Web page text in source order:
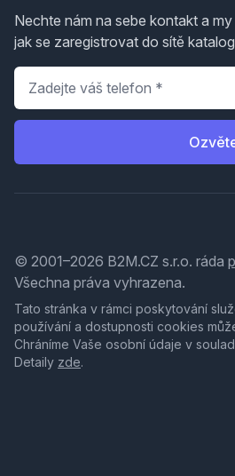
Nechte nám na sebe kontakt a
jak se zaregistrovat do sítě
Telefon
© 2001–2026 B2M.CZ s.r.o. ráda
Všechna práva vyhrazena.
Tato stránka v rámci poskytování
používání a dostupnosti cookies
Chráníme Vaše osobní údaje v
Detaily zde.